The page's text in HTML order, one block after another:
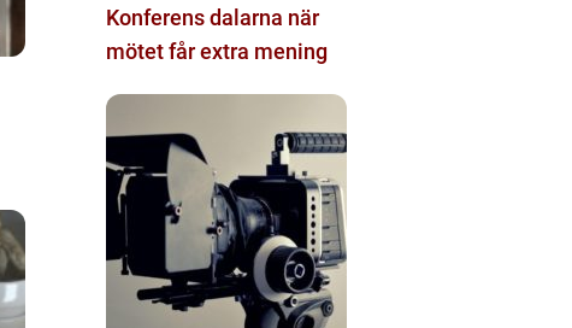
Konferens dalarna när
mötet får extra mening